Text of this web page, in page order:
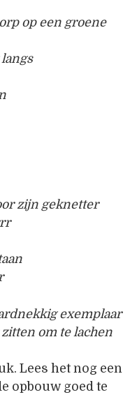
op een groene
zijn geknetter
exemplaar
om te lachen
Lees het nog een
opbouw goed te